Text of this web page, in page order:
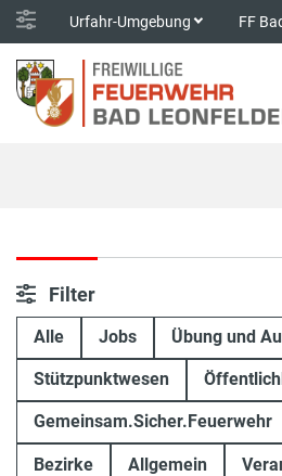
Urfahr-Umgebung FF
Filter
Alle Jobs Übung und
Stützpunktwesen
Gemeinsam.Sicher.Feuerwehr
Bezirke Allgemein